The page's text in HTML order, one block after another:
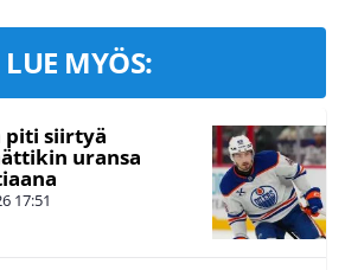
LUE MYÖS:
piti siirtyä
uransa
17:51